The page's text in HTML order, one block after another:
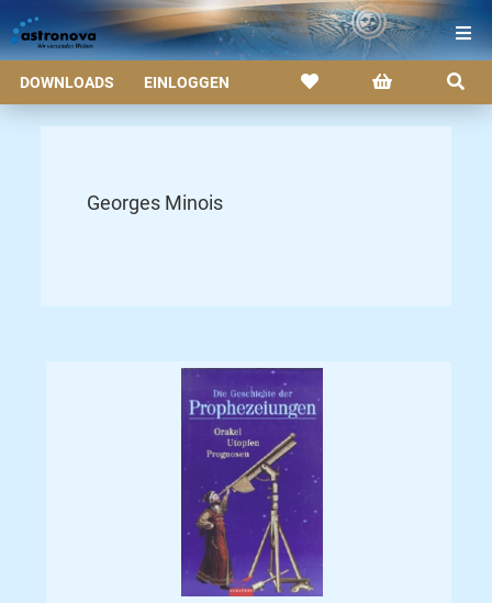
DOWNLOADS EINLOGGEN
Georges Minois